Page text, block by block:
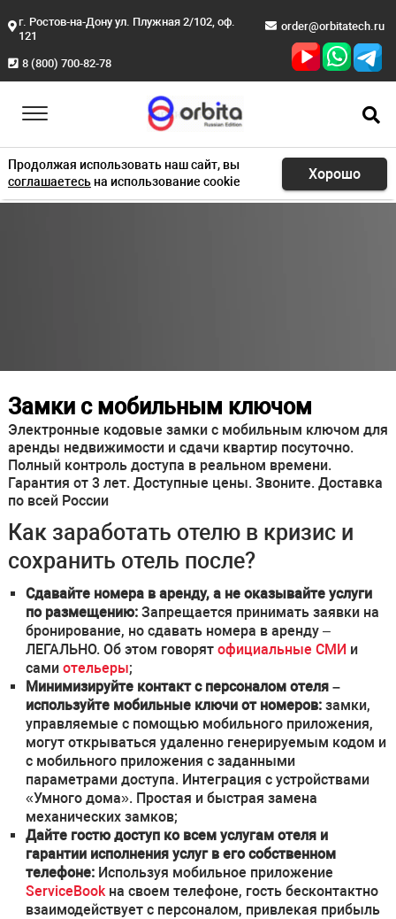
г. Ростов-на-Дону ул. Плужная 2/102, оф.
121
8 (800) 700-82-78
order@orbitatech.ru
Продолжая использовать наш сайт, вы
соглашаетесьна использование cookie Хорошо
Главная Продукция Замки с мобильным ключом
Замки с мобильным ключом
Электронные кодовые замки с мобильным ключом для
аренды недвижимости и сдачи квартир посуточно.
Полный контроль доступа в реальном времени.
Гарантия от 3 лет. Доступные цены. Звоните. Доставка
по всей России
Как заработать отелю в кризис и
сохранить отель после?
Сдавайте номера в аренду, а не оказывайте услуги
по размещению:Запрещается принимать заявки на
бронирование, но сдавать номера в аренду –
ЛЕГАЛЬНО. Об этом говорят официальные СМИи
сами отельеры;
Минимизируйте контакт с персоналом отеля –
используйте мобильные ключи от номеров:замки,
управляемые с помощью мобильного приложения,
могут открываться удаленно генерируемым кодом и
с мобильного приложения с заданными
параметрами доступа. Интеграция с устройствами
«Умного дома». Простая и быстрая замена
механических замков;
Дайте гостю доступ ко всем услугам отеля и
гарантии исполнения услуг в его собственном
телефоне:Используя мобильное приложение
ServiceBookна своем телефоне, гость бесконтактно
взаимодействует с персоналом, привлекая прибыль